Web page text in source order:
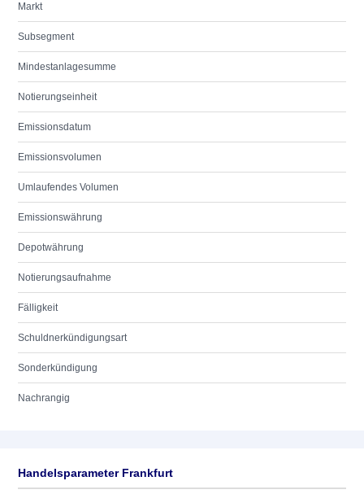
Markt
Subsegment
Mindestanlagesumme
Notierungseinheit
Emissionsdatum
Emissionsvolumen
Umlaufendes Volumen
Emissionswährung
Depotwährung
Notierungsaufnahme
Fälligkeit
Schuldnerkündigungsart
Sonderkündigung
Nachrangig
Handelsparameter Frankfurt